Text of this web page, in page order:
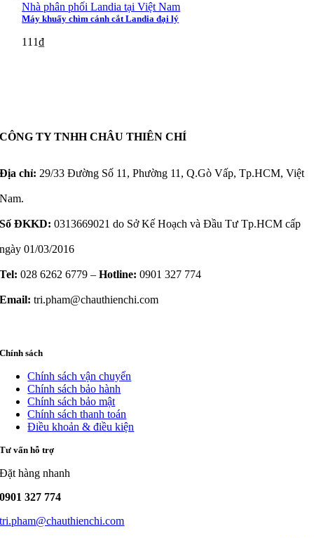
Nhà phân phối Landia tại Việt Nam
Máy khuấy chìm cánh cắt Landia đại lý
111₫
CÔNG TY TNHH CHÂU THIÊN CHÍ
Địa chỉ: 29/33 Đường Số 11, Phường 11, Q.Gò Vấp, Tp.HCM, Việt
Nam.
Số ĐKKD: 0313669021 do Sở Kế Hoạch và Đầu Tư Tp.HCM cấp
ngày 01/03/2016
Tel: 028 6262 6779 –Hotline: 0901 327 774
Email: tri.pham@chauthienchi.com
Chính sách
Chính sách vận chuyển
Chính sách bảo hành
Chính sách bảo mật
Chính sách thanh toán
Điều khoản & điều kiện
Tư vấn hỗ trợ
Đặt hàng nhanh
0901 327 774
tri.pham@chauthienchi.com